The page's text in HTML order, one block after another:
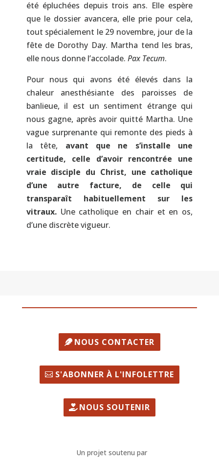
été épluchées depuis trois ans. Elle espère
que le dossier avancera, elle prie pour cela,
tout spécialement le 29 novembre, jour de la
fête de Dorothy Day. Martha tend les bras,
elle nous donne l’accolade. Pax Tecum.
Pour nous qui avons été élevés dans la
chaleur anesthésiante des paroisses de
banlieue, il est un sentiment étrange qui
nous gagne, après avoir quitté Martha. Une
vague surprenante qui remonte des pieds à
la tête, avant que ne s’installe une
certitude, celle d’avoir rencontrée une
vraie disciple du Christ, une catholique
d’une autre facture, de celle qui
transparaît habituellement sur les
vitraux.Une catholique en chair et en os,
d’une discrète vigueur.
NOUS CONTACTER
S'ABONNER À L'INFOLETTRE
NOUS SOUTENIR
Un projet soutenu par